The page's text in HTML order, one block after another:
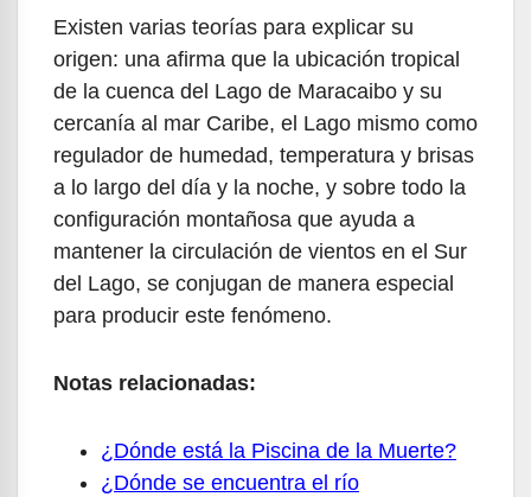
Existen varias teorías para explicar su
origen: una afirma que la ubicación tropical
de la cuenca del Lago de Maracaibo y su
cercanía al mar Caribe, el Lago mismo como
regulador de humedad, temperatura y brisas
a lo largo del día y la noche, y sobre todo la
configuración montañosa que ayuda a
mantener la circulación de vientos en el Sur
del Lago, se conjugan de manera especial
para producir este fenómeno.
Notas relacionadas:
¿Dónde está la Piscina de la Muerte?
¿Dónde se encuentra el río